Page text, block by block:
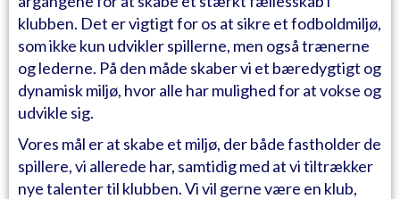
klubben. Det er vigtigt for os at sikre et fodboldmiljø,
som ikke kun udvikler spillerne, men også trænerne
og lederne. På den måde skaber vi et bæredygtigt og
dynamisk miljø, hvor alle har mulighed for at vokse og
udvikle sig.
Vores mål er at skabe et miljø, der både fastholder de
spillere, vi allerede har, samtidig med at vi tiltrækker
nye talenter til klubben. Vi vil gerne være en klub,